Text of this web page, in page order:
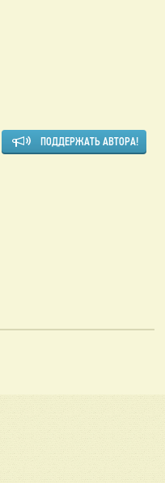
ПОДДЕРЖАТЬ АВТОРА!